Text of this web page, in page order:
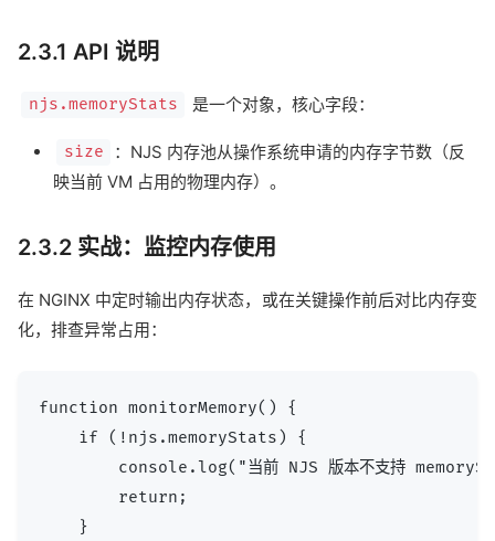
2.3.1 API 说明
njs.memoryStats 是一个对象，核心字段：
size
：NJS 内存池从操作系统申请的内存字节数（反
映当前 VM 占用的物理内存）。
2.3.2 实战：监控内存使用
在 NGINX 中定时输出内存状态，或在关键操作前后对比内存变
化，排查异常占用：
function monitorMemory() {
    if (!njs.memoryStats) {
console.log("当前 NJS 版本不支持
        return;
    }